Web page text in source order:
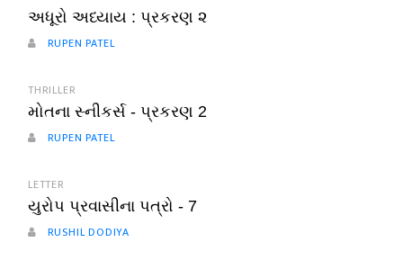
અધૂરો અધ્યાય : પ્રકરણ ૨
RUPEN PATEL
THRILLER
મોતના સ્નીકર્સ - પ્રકરણ 2
RUPEN PATEL
LETTER
યુરોપ પ્રવાસીના પત્રો - 7
RUSHIL DODIYA